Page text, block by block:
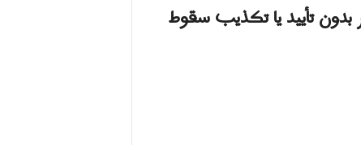
تأیید یا تکذیب سقوط